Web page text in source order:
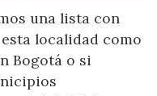
una lista con
localidad como
Bogotá o si